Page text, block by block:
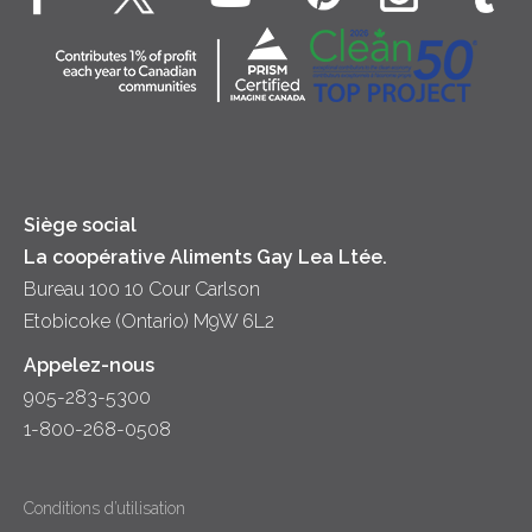
Soupes
Fromage cottage
Crème sure
Principes coopératifs
Contactez-nous
Location
Siège social
La coopérative Aliments Gay Lea Ltée.
Bureau 100 10 Cour Carlson
Etobicoke (Ontario) M9W 6L2
Appelez-nous
905-283-5300
1-800-268-0508
Conditions d’utilisation